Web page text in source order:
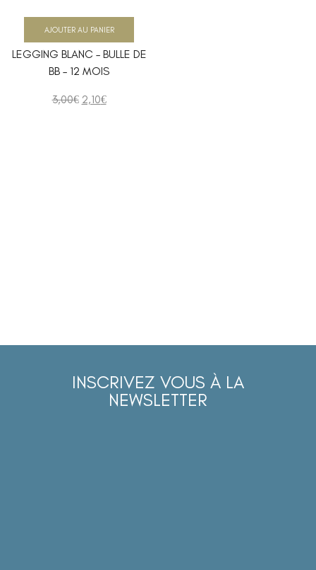
LEGGING BLANC – BULLE DE
BB – 12 MOIS
3,00€ 2,10€
AJOUTER AU PANIER
INSCRIVEZ VOUS À LA
NEWSLETTER